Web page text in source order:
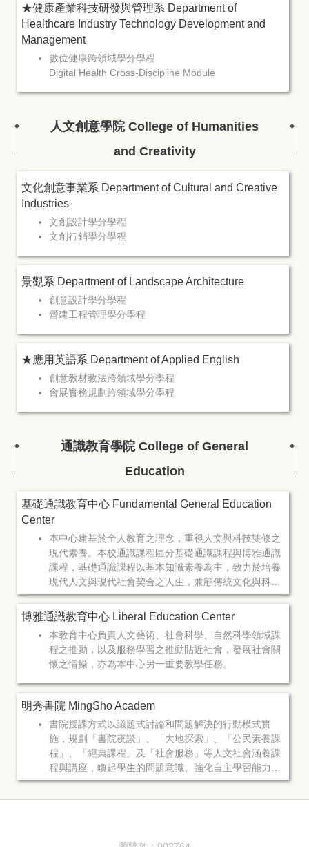
★健康產業科技研發與管理系 Department of
Healthcare Industry Technology Development and
Management
數位健康跨領域學分學程
​​​​​​​Digital Health Cross-Discipline Module
人文創意學院 College of Humanities
and Creativity
文化創意事業系 Department of Cultural and Creative
Industries
文創設計學分學程
文創行銷學分學程
景觀系 Department of Landscape Architecture
創意設計學分學程
營建工程管理學分學程
★應用英語系 Department of Applied English
創意教材教法跨領域學分學程
會展實務規劃跨領域學分學程
通識教育學院 College of General
Education
基礎通識教育中心 Fundamental General Education
Center
本中心建基於全人教育之理念，重視人文與科技雙修之
現代素養。本校通識課程區分基礎通識課程與博雅通識
課程，基礎通識課程以基本知識素養為主，致力於培養
現代人文與現代社會契合之人生，兼顧傳統文化與科技
厚生之互參與平衡。務使學生通澈理解人生之基本價值
與生命之意義，透過中外經典之教學與今古歷史經驗之
傳承，卓然自我領悟，導引學生具有獨立、客觀及批判
性之思考與判斷能力，強化其語言表達與應用之能力，
培育其人文素養，陶鑄其完美人格，裁成當代社會器識
兼具之全人人格與卓越之才能。
博雅通識教育中心 Liberal Education Center
本教育中心負責人文藝術、社會科學、自然科學領域課
程之推動，以及服務學習之推動貼近社會，發展社會關
懷之情操，亦為本中心另一重要教學任務。
明秀書院 MingSho Academ
書院授課方式以議題式討論和問題解決的行動模式實
施，規劃「書院夜談」、「大地探索」、「公民素養課
程」、「經典課程」及「社會服務」等人文社會涵養課
程與講座，喚起學生的問題意識、強化自主學習能力及
內蘊人文感知能力，以陶塑公民性格與擴大視野。並且